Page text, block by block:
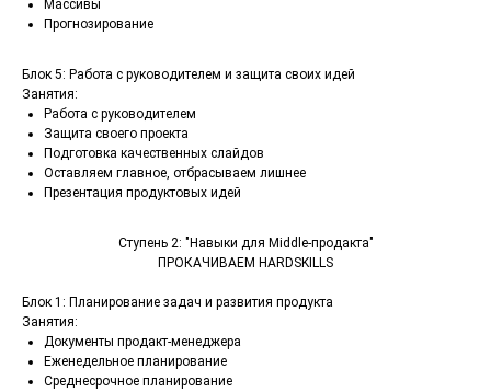
Массивы
Прогнозирование
Блок 5: Работа с руководителем и защита своих идей
Занятия:
Работа с руководителем
Защита своего проекта
Подготовка качественных слайдов
Оставляем главное, отбрасываем лишнее
Презентация продуктовых идей
Ступень 2: "Навыки для Middle-продакта"
ПРОКАЧИВАЕМ HARDSKILLS
Блок 1: Планирование задач и развития продукта
Занятия:
Документы продакт-менеджера
Еженедельное планирование
Cреднесрочное планирование